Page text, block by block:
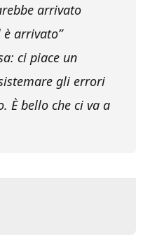
arrivato
arrivato”
ci piace un
gli errori
È bello che ci va a